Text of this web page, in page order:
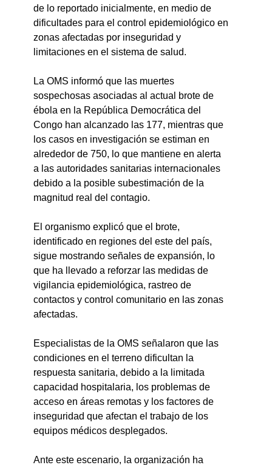
de lo reportado inicialmente, en medio de
dificultades para el control epidemiológico en
zonas afectadas por inseguridad y
limitaciones en el sistema de salud.
La OMS informó que las muertes
sospechosas asociadas al actual brote de
ébola en la República Democrática del
Congo han alcanzado las 177, mientras que
los casos en investigación se estiman en
alrededor de 750, lo que mantiene en alerta
a las autoridades sanitarias internacionales
debido a la posible subestimación de la
magnitud real del contagio.
El organismo explicó que el brote,
identificado en regiones del este del país,
sigue mostrando señales de expansión, lo
que ha llevado a reforzar las medidas de
vigilancia epidemiológica, rastreo de
contactos y control comunitario en las zonas
afectadas.
Especialistas de la OMS señalaron que las
condiciones en el terreno dificultan la
respuesta sanitaria, debido a la limitada
capacidad hospitalaria, los problemas de
acceso en áreas remotas y los factores de
inseguridad que afectan el trabajo de los
equipos médicos desplegados.
Ante este escenario, la organización ha